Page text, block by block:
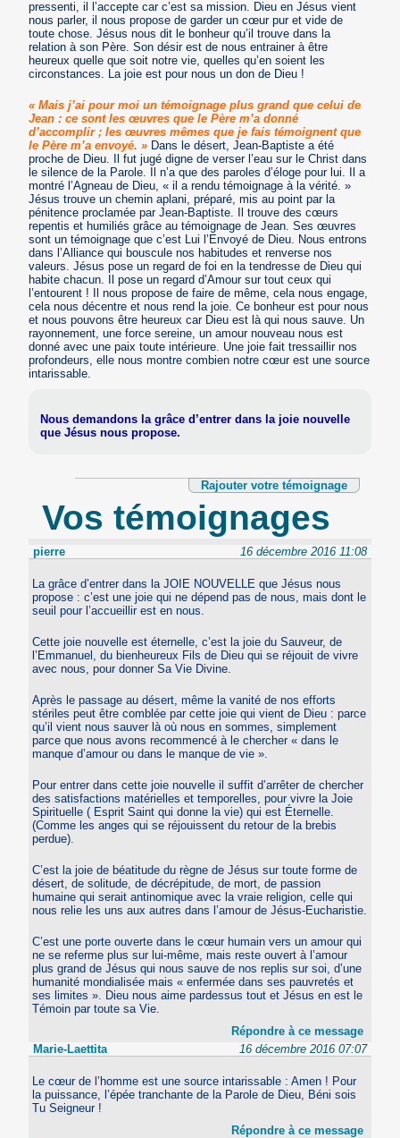
pressenti, il l’accepte car c’est sa mission. Dieu en Jésus vient
nous parler, il nous propose de garder un cœur pur et vide de
toute chose. Jésus nous dit le bonheur qu’il trouve dans la
relation à son Père. Son désir est de nous entrainer à être
heureux quelle que soit notre vie, quelles qu’en soient les
circonstances. La joie est pour nous un don de Dieu !
« Mais j’ai pour moi un témoignage plus grand que celui de
Jean : ce sont les œuvres que le Père m’a donné
d’accomplir ; les œuvres mêmes que je fais témoignent que
le Père m’a envoyé. » Dans le désert, Jean-Baptiste a été
proche de Dieu. Il fut jugé digne de verser l’eau sur le Christ dans
le silence de la Parole. Il n’a que des paroles d’éloge pour lui. Il a
montré l’Agneau de Dieu, « il a rendu témoignage à la vérité. »
Jésus trouve un chemin aplani, préparé, mis au point par la
pénitence proclamée par Jean-Baptiste. Il trouve des cœurs
repentis et humiliés grâce au témoignage de Jean. Ses œuvres
sont un témoignage que c’est Lui l’Envoyé de Dieu. Nous entrons
dans l’Alliance qui bouscule nos habitudes et renverse nos
valeurs. Jésus pose un regard de foi en la tendresse de Dieu qui
habite chacun. Il pose un regard d’Amour sur tout ceux qui
l’entourent ! Il nous propose de faire de même, cela nous engage,
cela nous décentre et nous rend la joie. Ce bonheur est pour nous
et nous pouvons être heureux car Dieu est là qui nous sauve. Un
rayonnement, une force sereine, un amour nouveau nous est
donné avec une paix toute intérieure. Une joie fait tressaillir nos
profondeurs, elle nous montre combien notre cœur est une source
intarissable.
Nous demandons la grâce d’entrer dans la joie nouvelle
que Jésus nous propose.
Rajouter votre témoignage
Vos témoignages
pierre 16 décembre 2016 11:08
La grâce d’entrer dans la JOIE NOUVELLE que Jésus nous
propose : c’est une joie qui ne dépend pas de nous, mais dont le
seuil pour l’accueillir est en nous.
Cette joie nouvelle est éternelle, c’est la joie du Sauveur, de
l’Emmanuel, du bienheureux Fils de Dieu qui se réjouit de vivre
avec nous, pour donner Sa Vie Divine.
Après le passage au désert, même la vanité de nos efforts
stériles peut être comblée par cette joie qui vient de Dieu : parce
qu’il vient nous sauver là où nous en sommes, simplement
parce que nous avons recommencé à le chercher « dans le
manque d’amour ou dans le manque de vie ».
Pour entrer dans cette joie nouvelle il suffit d’arrêter de chercher
des satisfactions matérielles et temporelles, pour vivre la Joie
Spirituelle ( Esprit Saint qui donne la vie) qui est Éternelle.
(Comme les anges qui se réjouissent du retour de la brebis
perdue).
C’est la joie de béatitude du règne de Jésus sur toute forme de
désert, de solitude, de décrépitude, de mort, de passion
humaine qui serait antinomique avec la vraie religion, celle qui
nous relie les uns aux autres dans l’amour de Jésus-Eucharistie.
C’est une porte ouverte dans le cœur humain vers un amour qui
ne se referme plus sur lui-même, mais reste ouvert à l’amour
plus grand de Jésus qui nous sauve de nos replis sur soi, d’une
humanité mondialisée mais « enfermée dans ses pauvretés et
ses limites ». Dieu nous aime pardessus tout et Jésus en est le
Témoin par toute sa Vie.
Répondre à ce message
Marie-Laettita
16 décembre 2016 07:07
Le cœur de l’homme est une source intarissable : Amen ! Pour
la puissance, l’épée tranchante de la Parole de Dieu, Béni sois
Tu Seigneur !
Répondre à ce message